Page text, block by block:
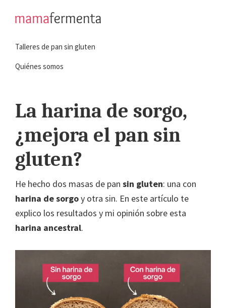
navegación
principal
principal
a
hacer
gluten
Talleres de pan sin gluten
Quiénes somos
La harina de sorgo,
¿mejora el pan sin
gluten?
He hecho dos masas de pan sin gluten: una con
harina de sorgoy otra sin. En este artículo te
explico los resultados y mi opinión sobre esta
harina ancestral.